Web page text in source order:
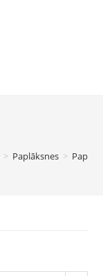
> Paplāksnes >